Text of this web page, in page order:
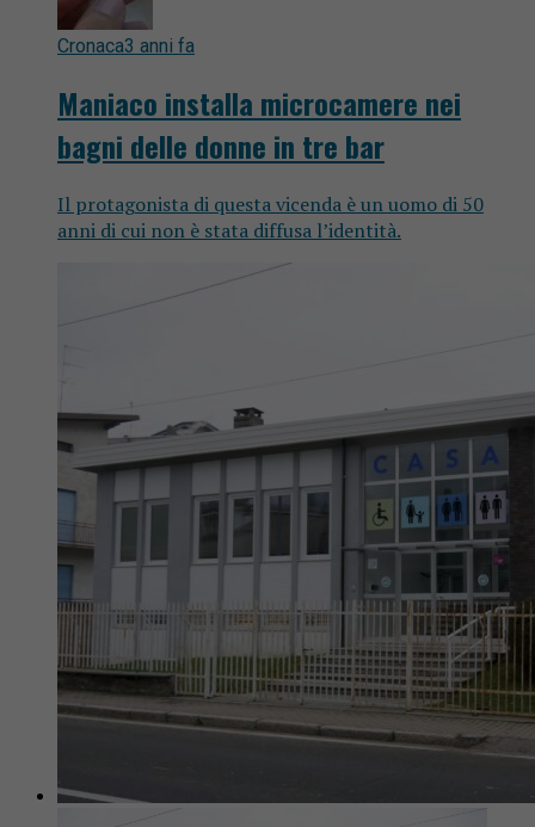
Cronaca3 anni fa
Maniaco installa microcamere nei
bagni delle donne in tre bar
Il protagonista di questa vicenda è un uomo di 50
anni di cui non è stata diffusa l’identità.